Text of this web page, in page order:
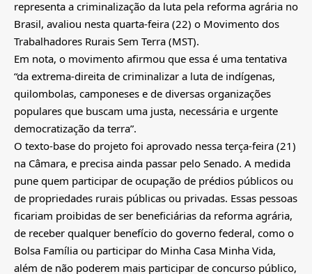
representa a criminalização da luta pela reforma agrária no
Brasil, avaliou nesta quarta-feira (22) o Movimento dos
Trabalhadores Rurais Sem Terra (MST).
Em nota, o movimento afirmou que essa é uma tentativa
“da extrema-direita de criminalizar a luta de indígenas,
quilombolas, camponeses e de diversas organizações
populares que buscam uma justa, necessária e urgente
democratização da terra”.
O texto-base do projeto foi aprovado nessa terça-feira (21)
na Câmara, e precisa ainda passar pelo Senado. A medida
pune quem participar de ocupação de prédios públicos ou
de propriedades rurais públicas ou privadas. Essas pessoas
ficariam proibidas de ser beneficiárias da reforma agrária,
de receber qualquer benefício do governo federal, como o
Bolsa Família ou participar do Minha Casa Minha Vida,
além de não poderem mais participar de concurso público,